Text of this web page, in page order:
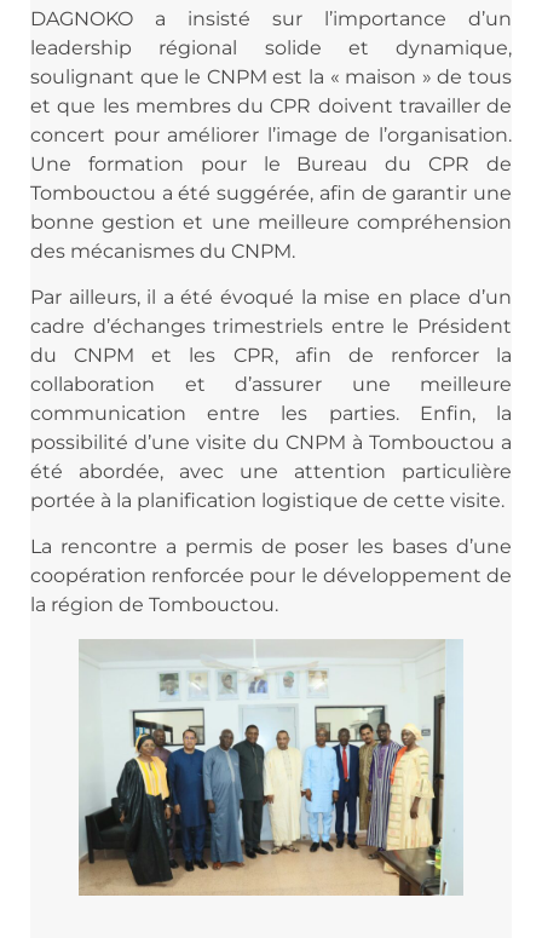
DAGNOKO a insisté sur l’importance d’un
leadership régional solide et dynamique,
soulignant que le CNPM est la « maison » de tous
et que les membres du CPR doivent travailler de
concert pour améliorer l’image de l’organisation.
Une formation pour le Bureau du CPR de
Tombouctou a été suggérée, afin de garantir une
bonne gestion et une meilleure compréhension
des mécanismes du CNPM.
Par ailleurs, il a été évoqué la mise en place d’un
cadre d’échanges trimestriels entre le Président
du CNPM et les CPR, afin de renforcer la
collaboration et d’assurer une meilleure
communication entre les parties. Enfin, la
possibilité d’une visite du CNPM à Tombouctou a
été abordée, avec une attention particulière
portée à la planification logistique de cette visite.
La rencontre a permis de poser les bases d’une
coopération renforcée pour le développement de
la région de Tombouctou.